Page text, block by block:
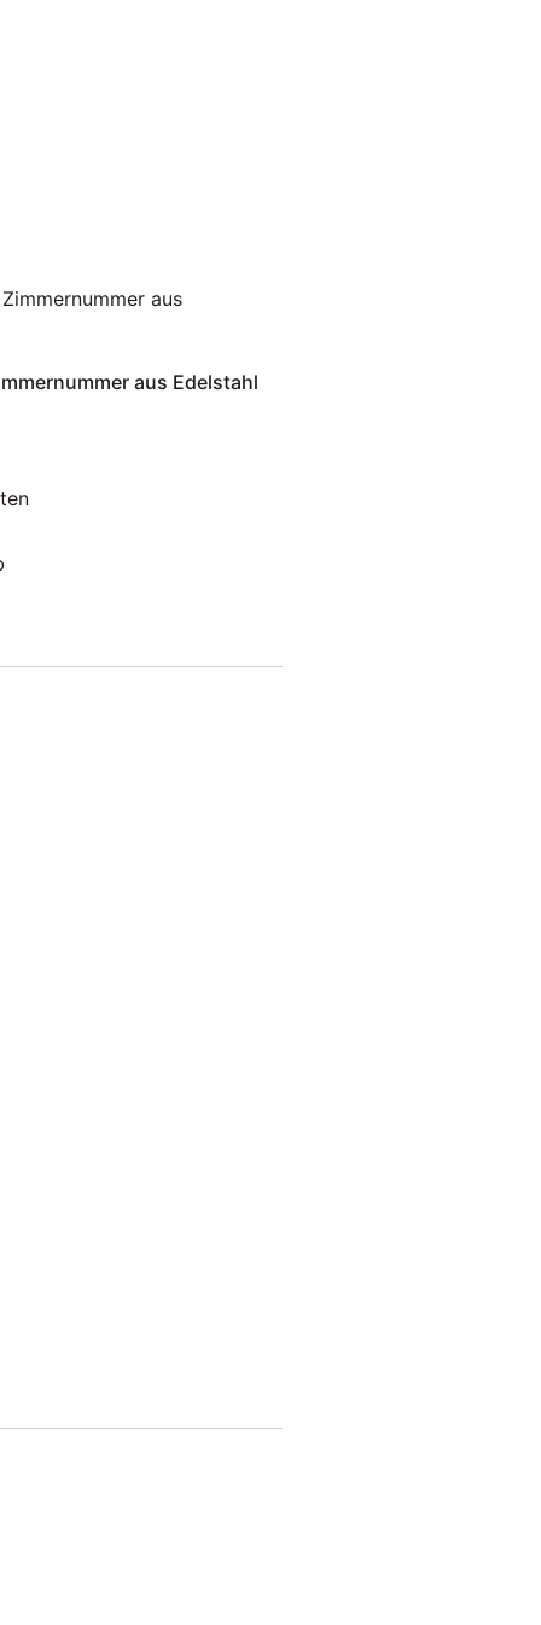
aus Edelstahl